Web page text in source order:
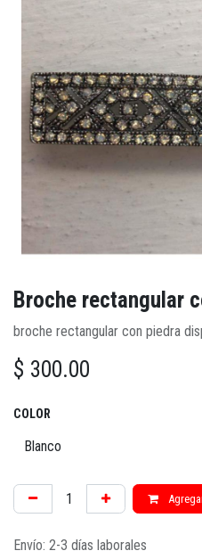
Broche rectangular
broche rectangular con piedra
$ 300.00
COLOR
Envío: 2-3 días laborales